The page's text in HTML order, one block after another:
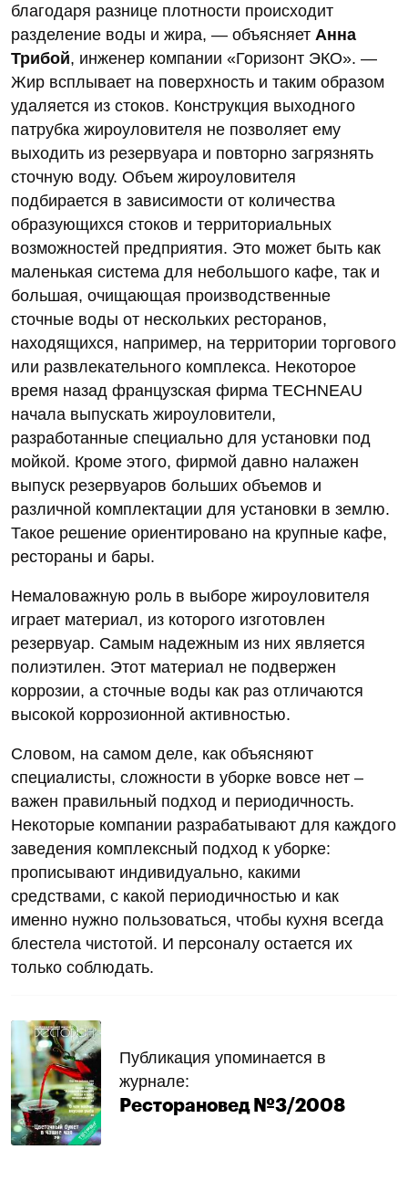
благодаря разнице плотности происходит
разделение воды и жира, — объясняет Анна
Трибой, инженер компании «Горизонт ЭКО». —
Жир всплывает на поверхность и таким образом
удаляется из стоков. Конструкция выходного
патрубка жироуловителя не позволяет ему
выходить из резервуара и повторно загрязнять
сточную воду. Объем жироуловителя
подбирается в зависимости от количества
образующихся стоков и территориальных
возможностей предприятия. Это может быть как
маленькая система для небольшого кафе, так и
большая, очищающая производственные
сточные воды от нескольких ресторанов,
находящихся, например, на территории торгового
или развлекательного комплекса. Некоторое
время назад французская фирма TECHNEAU
начала выпускать жироуловители,
разработанные специально для установки под
мойкой. Кроме этого, фирмой давно налажен
выпуск резервуаров больших объемов и
различной комплектации для установки в землю.
Такое решение ориентировано на крупные кафе,
рестораны и бары.
Немаловажную роль в выборе жироуловителя
играет материал, из которого изготовлен
резервуар. Самым надежным из них является
полиэтилен. Этот материал не подвержен
коррозии, а сточные воды как раз отличаются
высокой коррозионной активностью.
Словом, на самом деле, как объясняют
специалисты, сложности в уборке вовсе нет –
важен правильный подход и периодичность.
Некоторые компании разрабатывают для каждого
заведения комплексный подход к уборке:
прописывают индивидуально, какими
средствами, с какой периодичностью и как
именно нужно пользоваться, чтобы кухня всегда
блестела чистотой. И персоналу остается их
только соблюдать.
Публикация упоминается в
журнале:
Ресторановед №3/2008